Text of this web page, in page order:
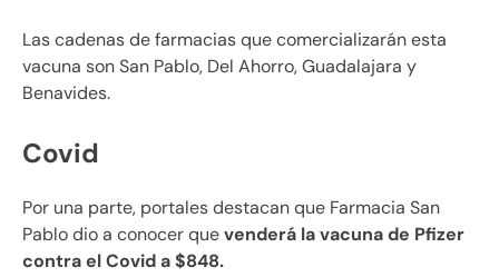
Las cadenas de farmacias que comercializarán esta
vacuna son San Pablo, Del Ahorro, Guadalajara y
Benavides.
Covid
Por una parte, portales destacan que Farmacia San
Pablo dio a conocer quevenderá la vacuna de Pfizer
contra el Covid a $848.